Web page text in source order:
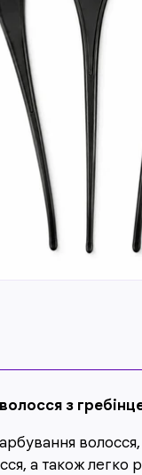
з
а також легко